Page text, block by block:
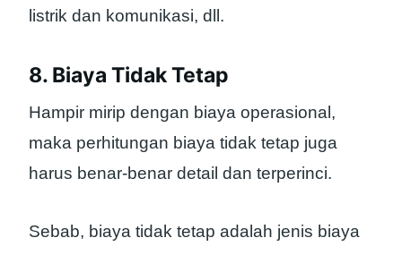
listrik dan komunikasi, dll.
8. Biaya Tidak Tetap
Hampir mirip dengan biaya operasional,
maka perhitungan biaya tidak tetap juga
harus benar-benar detail dan terperinci.
Sebab, biaya tidak tetap adalah jenis biaya